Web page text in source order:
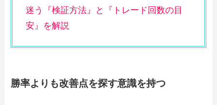
迷う『検証方法』と『トレード回数の目
安』を解説
勝率よりも改善点を探す意識を持つ